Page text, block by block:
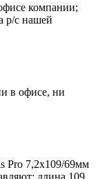
компании;
р/с нашей
в офисе, ни
Pro 7,2x109/69мм
длина 109